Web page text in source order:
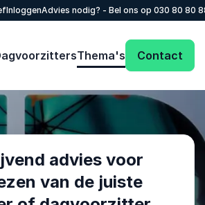
InloggenAdvies nodig? - Bel ons op 030 80 80
Thema's Contact
advies voor
van de juiste